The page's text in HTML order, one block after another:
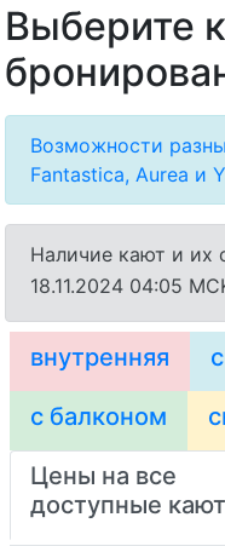
Выберите
Возможности
Fantastica, Aurea и
Наличие кают и их
18.11.2024 04:05
внутренняя
с балконом
Цены на все
доступные